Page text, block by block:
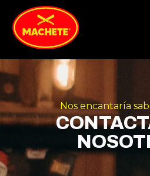
Nos encantaría